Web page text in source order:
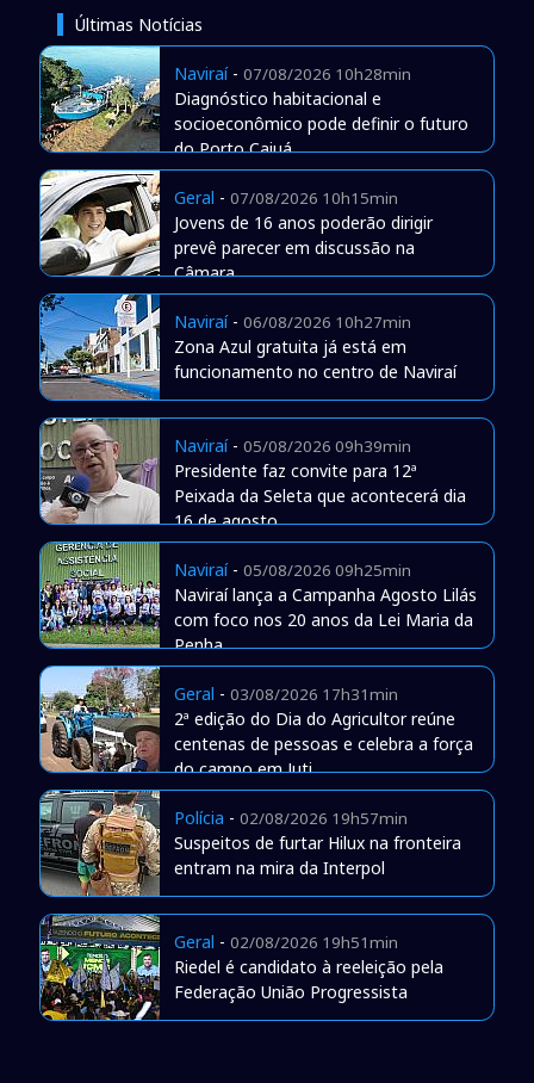
Últimas Notícias
Naviraí- 07/08/2026 10h28min
Diagnóstico habitacional e
socioeconômico pode definir o futuro
do Porto Caiuá
Geral - 07/08/2026 10h15min
Jovens de 16 anos poderão dirigir
prevê parecer em discussão na
Câmara
Naviraí- 06/08/2026 10h27min
Zona Azul gratuita já está em
funcionamento no centro de Naviraí
Naviraí- 05/08/2026 09h39min
Presidente faz convite para 12ª
Peixada da Seleta que acontecerá dia
16 de agosto
Naviraí- 05/08/2026 09h25min
Naviraí lança a Campanha Agosto Lilás
com foco nos 20 anos da Lei Maria da
Penha
Geral - 03/08/2026 17h31min
2ª edição do Dia do Agricultor reúne
centenas de pessoas e celebra a força
do campo em Juti
Polícia - 02/08/2026 19h57min
Suspeitos de furtar Hilux na fronteira
entram na mira da Interpol
Geral - 02/08/2026 19h51min
Riedel é candidato à reeleição pela
Federação União Progressista